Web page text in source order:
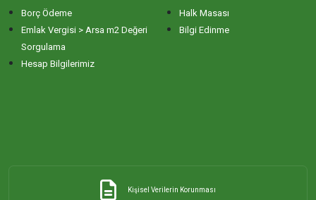
Borç Ödeme
Emlak Vergisi > Arsa m2 Değeri
Sorgulama
Hesap Bilgilerimiz
Halk Masası
Bilgi Edinme
Kişisel Verilerin Korunması